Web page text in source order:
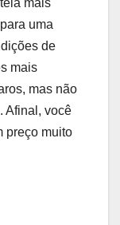
uma
de
mais
mas não
Afinal, você
preço muito